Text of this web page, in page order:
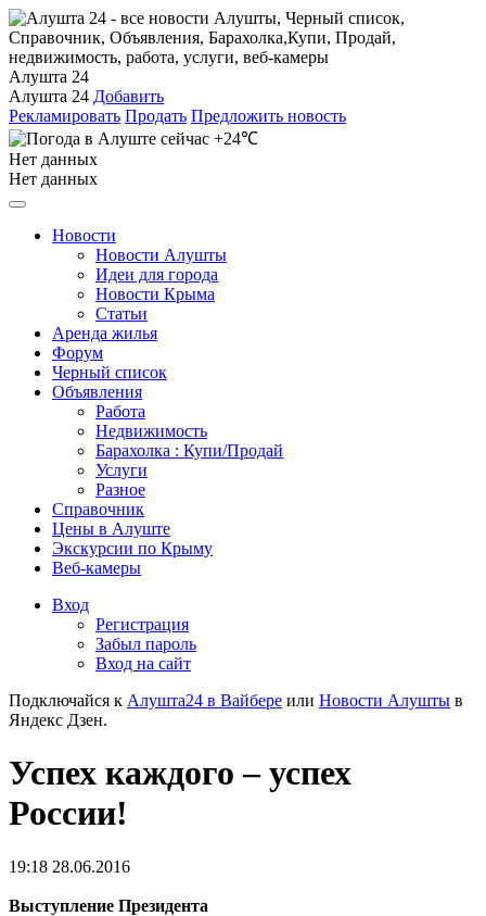
Алушта 24
Алушта 24 Добавить
Рекламировать Продать Предложить новость
+24℃
Нет данных
Нет данных
Новости
Новости Алушты
Идеи для города
Новости Крыма
Статьи
Аренда жилья
Форум
Черный список
Объявления
Работа
Недвижимость
Барахолка : Купи/Продай
Услуги
Разное
Справочник
Цены в Алуште
Экскурсии по Крыму
Веб-камеры
Вход
Регистрация
Забыл пароль
Вход на сайт
Подключайся к Алушта24 в Вайбере или Новости Алушты в
Яндекс Дзен.
Успех каждого – успех
России!
19:18 28.06.2016
Выступление Президента